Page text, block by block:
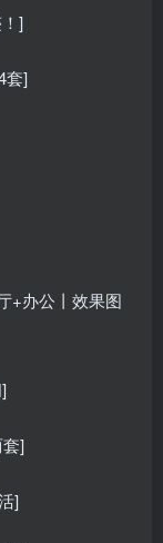
]
套]
+办公丨效果图
]
]